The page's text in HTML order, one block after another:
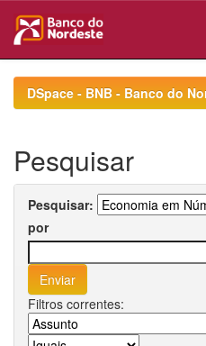
navigationDSpace - BNB - Banco do
Pesquisar
Pesquisar:
por
Filtros correntes: